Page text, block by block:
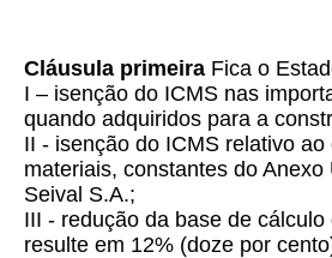
Cláusula primeira Fica o
I – isenção do ICMS nas
quando adquiridos para a
II - isenção do ICMS relativo
materiais, constantes do
Seival S.A.;
III - redução da base de
resulte em 12% (doze por